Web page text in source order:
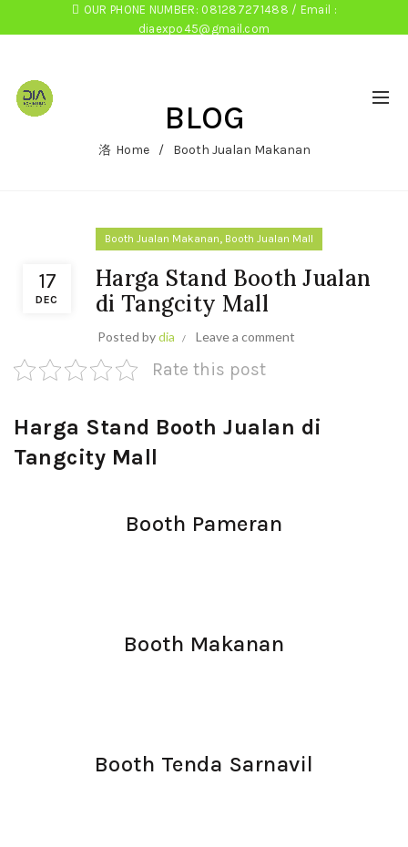
OUR PHONE NUMBER: 081287271488 / Email :
diaexpo45@gmail.com
BLOG
Home Booth Jualan Makanan
17
DEC
Booth Jualan Makanan, Booth Jualan Mall
Harga Stand Booth Jualan
di Tangcity Mall
Posted bydia Leave a comment
Rate this post
Harga Stand Booth Jualan di
Tangcity Mall
Booth Pameran
Booth Makanan
Booth Tenda Sarnavil